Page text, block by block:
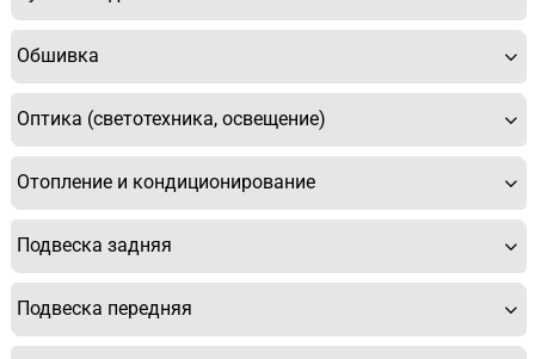
Обшивка
Оптика (светотехника, освещение)
Отопление и кондиционирование
Подвеска задняя
Подвеска передняя